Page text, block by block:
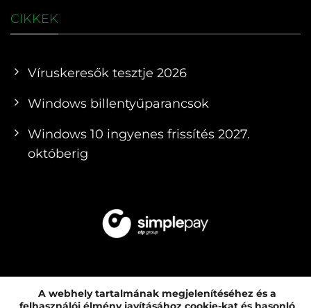
CIKKEK
Víruskeresők tesztje 2026
Windows billentyűparancsok
Windows 10 ingyenes frissítés 2027.
októberig
A webhely tartalmának megjelenítéséhez és a